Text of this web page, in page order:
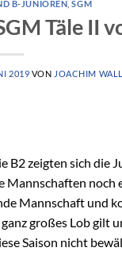
B-JUNIOREN ,SGM
Täle II
2019 VON JOACHIM
B2 zeigten sich die
Mannschaften
Mannschaft und
großes Lob gilt
Saison nicht